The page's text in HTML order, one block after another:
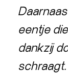
eentje
dankzij